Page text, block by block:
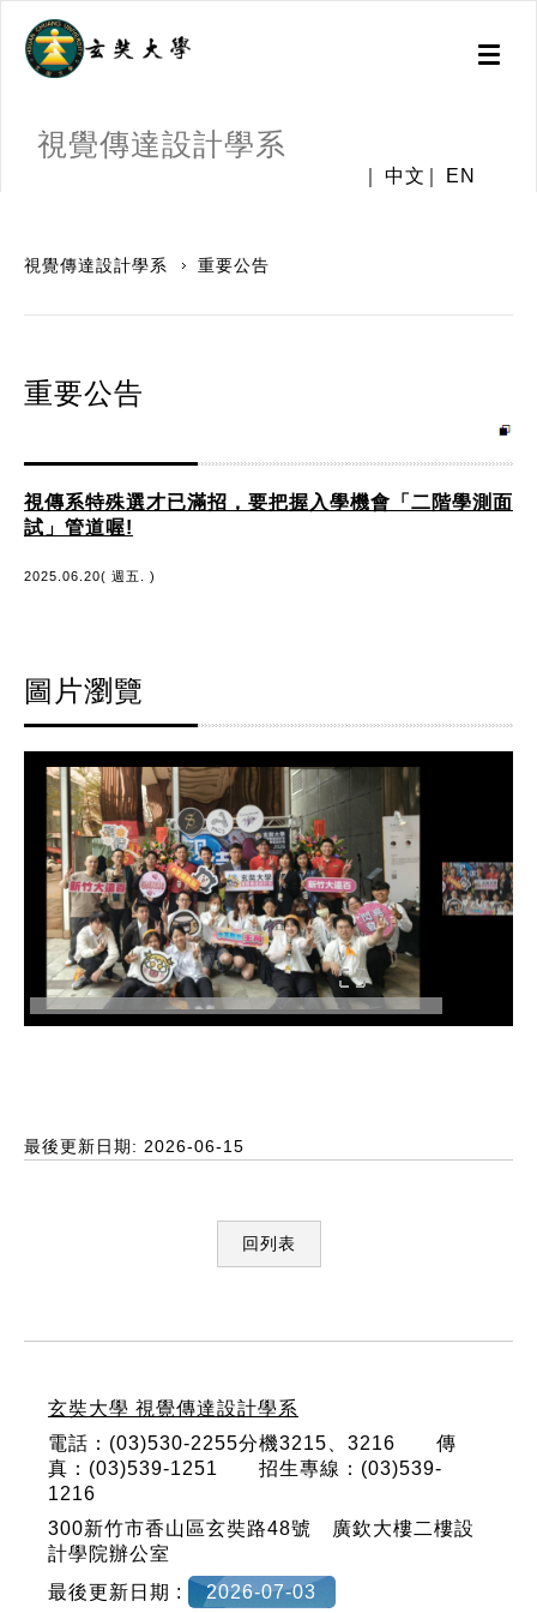
Toggle
視覺傳達設計學系
中文 EN
視覺傳達設計學系 重要公告
重要公告
視傳系特殊選才已滿招，要把握入學機會「二階學測面
試」管道喔!
2025.06.20( 週五. )
圖片瀏覽
最後更新日期: 2026-06-15
回列表
玄奘大學 視覺傳達設計學系
電話：(03)530-2255分機3215、3216 傳
真：(03)539-1251 招生專線：(03)539-
1216
300新竹市香山區玄奘路48號 廣欽大樓二樓設
計學院辦公室
最後更新日期 :
2026-07-03